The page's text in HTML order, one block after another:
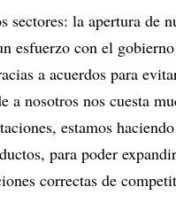
la apertura de
esfuerzo con el
a acuerdos para
a nosotros nos cuesta
estamos
para poder
correctas de